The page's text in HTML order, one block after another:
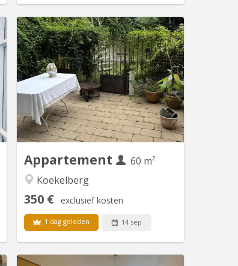
Appartement
60 m²
Koekelberg
350 € exclusief kosten
1 dag geleden 14 sep
BK 21054
Bonjour Partage appartement en
alternance Vu que je vis la moitié du
temps hors de Bruxelles, je réfléchis à
louer mon appartement en alternance
selon un calendrier commun que nous
aurions établi ensemble après
discussion agréable 🙂 Location pour
une seule personne. Je cherche donc